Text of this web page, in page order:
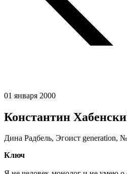
01 января 2000
Константин
Дина Радбель, Эгоист generation,
Ключ